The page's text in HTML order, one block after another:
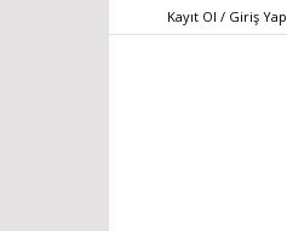
Kayıt Ol / Giriş Yap